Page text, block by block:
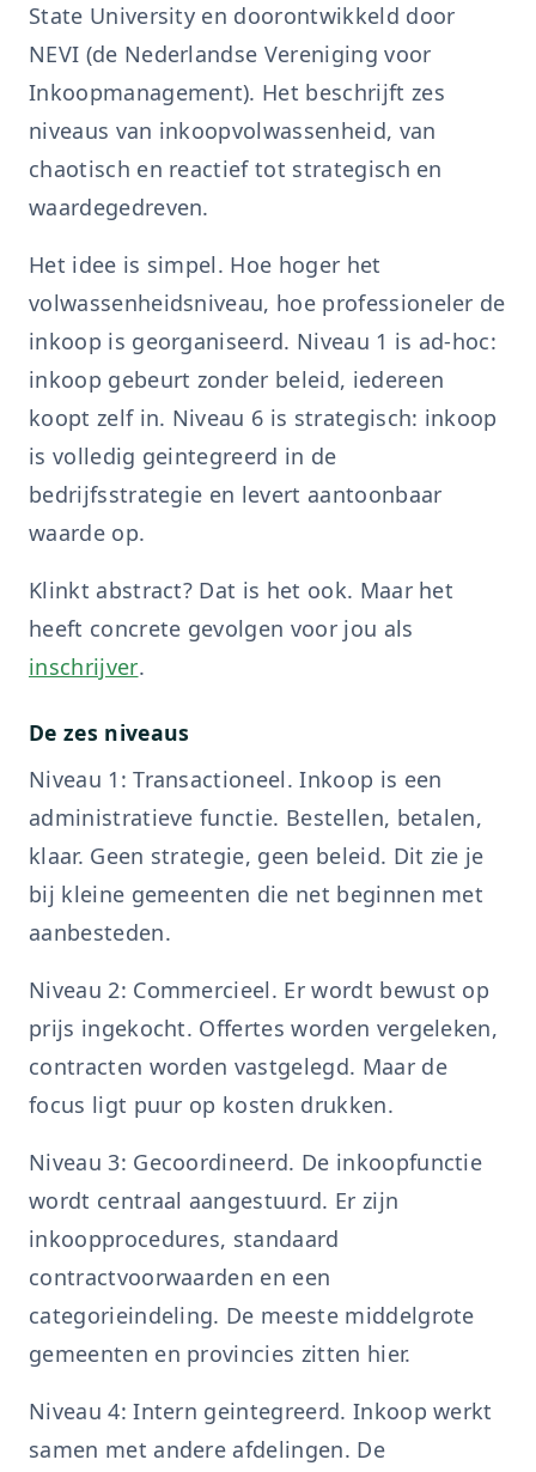
State University en doorontwikkeld door
NEVI (de Nederlandse Vereniging voor
Inkoopmanagement). Het beschrijft zes
niveaus van inkoopvolwassenheid, van
chaotisch en reactief tot strategisch en
waardegedreven.
Het idee is simpel. Hoe hoger het
volwassenheidsniveau, hoe professioneler de
inkoop is georganiseerd. Niveau 1 is ad-hoc:
inkoop gebeurt zonder beleid, iedereen
koopt zelf in. Niveau 6 is strategisch: inkoop
is volledig geintegreerd in de
bedrijfsstrategie en levert aantoonbaar
waarde op.
Klinkt abstract? Dat is het ook. Maar het
heeft concrete gevolgen voor jou als
inschrijver.
De zes niveaus
Niveau 1: Transactioneel. Inkoop is een
administratieve functie. Bestellen, betalen,
klaar. Geen strategie, geen beleid. Dit zie je
bij kleine gemeenten die net beginnen met
aanbesteden.
Niveau 2: Commercieel. Er wordt bewust op
prijs ingekocht. Offertes worden vergeleken,
contracten worden vastgelegd. Maar de
focus ligt puur op kosten drukken.
Niveau 3: Gecoordineerd. De inkoopfunctie
wordt centraal aangestuurd. Er zijn
inkoopprocedures, standaard
contractvoorwaarden en een
categorieindeling. De meeste middelgrote
gemeenten en provincies zitten hier.
Niveau 4: Intern geintegreerd. Inkoop werkt
samen met andere afdelingen. De